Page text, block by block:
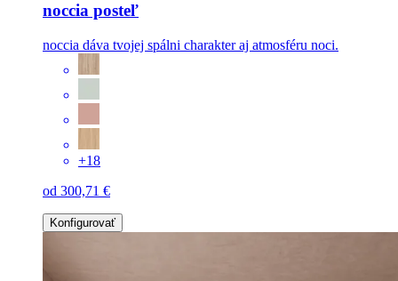
noccia posteľ
noccia dáva tvojej spálni charakter aj atmosféru noci.
+18
od 300,71 €
Konfigurovať